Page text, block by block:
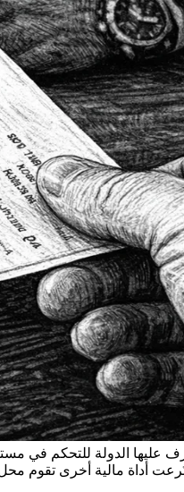
الدولة للتحكم في
أداة مالية أخرى تقوم